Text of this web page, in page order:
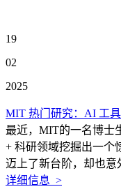
19
02
2025
MIT 热门研究：AI 工
最近，MIT的一名博士
+ 科研领域挖掘出一个
迈上了新台阶，却也意
详细信息 >